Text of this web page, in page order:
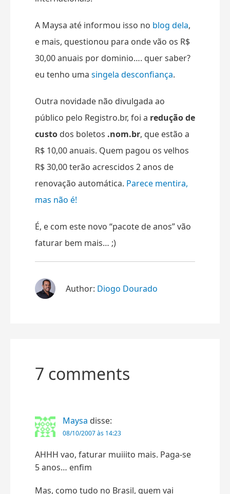
A Maysa até informou isso no blog dela,
e mais, questionou para onde vão os R$
30,00 anuais por dominio…. quer saber?
eu tenho uma singela desconfiança.
Outra novidade não divulgada ao
público pelo Registro.br, foi a redução de
custo dos boletos .nom.br, que estão a
R$ 10,00 anuais. Quem pagou os velhos
R$ 30,00 terão acrescidos 2 anos de
renovação automática. Parece mentira,
mas não é!
É, e com este novo “pacote de anos” vão
faturar bem mais… ;)
Author: Diogo Dourado
7 comments
Maysa disse:
08/10/2007 às 14:23
AHHH vao, faturar muiiito mais. Paga-se
5 anos… enfim
Mas, como tudo no Brasil, quem vai